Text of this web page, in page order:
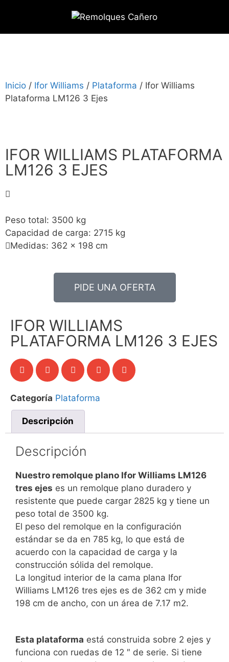
Inicio / Ifor Williams / Plataforma / Ifor Williams
Plataforma LM126 3 Ejes
IFOR WILLIAMS PLATAFORMA
LM126 3 EJES
Peso total: 3500 kg
Capacidad de carga: 2715 kg
Medidas: 362 x 198 cm
PIDE UNA OFERTA
IFOR WILLIAMS
PLATAFORMA LM126 3 EJES
Categoría Plataforma
Descripción
Descripción
Nuestro remolque plano Ifor Williams LM126
tres ejes es un remolque plano duradero y
resistente que puede cargar 2825 kg y tiene un
peso total de 3500 kg.
El peso del remolque en la configuración
estándar se da en 785 kg, lo que está de
acuerdo con la capacidad de carga y la
construcción sólida del remolque.
La longitud interior de la cama plana Ifor
Williams LM126 tres ejes es de 362 cm y mide
198 cm de ancho, con un área de 7.17 m2.
Esta plataforma está construida sobre 2 ejes y
funciona con ruedas de 12 ″ de serie. Si tiene